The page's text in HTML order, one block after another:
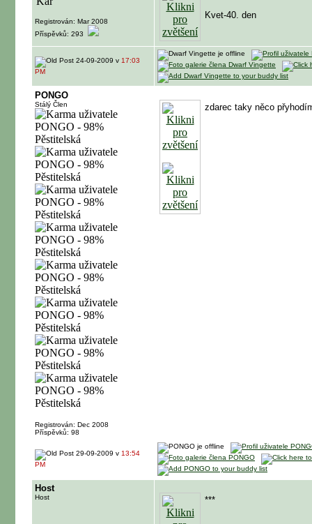
Registrován: Mar 2008
Příspěvků: 293
Kvet-40. den
24-09-2009 v 17:03
PM
PONGO
Stálý Člen
Registrován: Dec 2008
Příspěvků: 98
zdarec taky něco
29-09-2009 v 13:54
PM
Host
Host ***